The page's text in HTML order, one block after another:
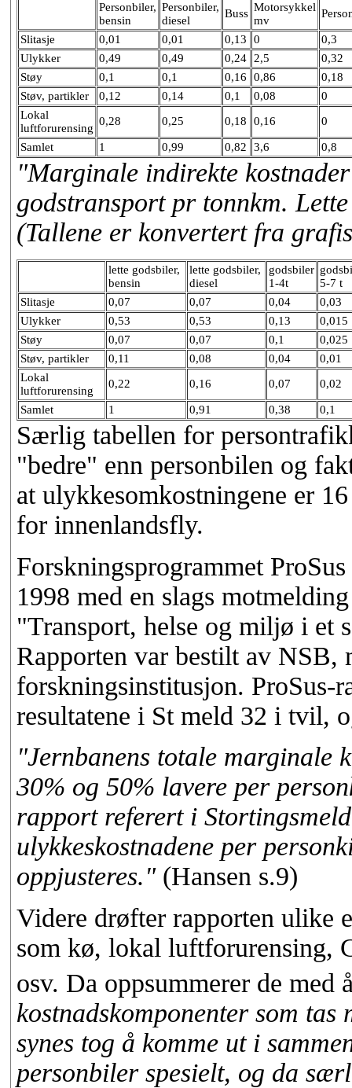
Personbiler,
bensin
Personbiler,
diesel
Buss Motorsykkel
mv
Slitasje 0,01 0,01 0,13 0
0,3
Ulykker
0,49 0,49 0,24 2,5
0,32
Støy
0,1 0,1 0,16 0,86
0,18
Støv, partikler
0,12 0,14 0,1 0,08
0
Lokal
luftforurensing
0,28 0,25 0,18 0,16 0
Samlet 1 0,99 0,82 3,6 0,8
"Marginale indirekte
godstransport pr tonnkm.
(Tallene er konvertert fra
lette godsbiler,
bensin
lette godsbiler,
diesel
godsbiler
1-4t
5-7 t
Slitasje
0,07 0,07 0,04
0,03
Ulykker
0,53 0,53 0,13
0,015
Støy
0,07 0,07 0,1
0,025
Støv, partikler
0,11 0,08 0,04
0,01
Lokal
luftforurensing
0,22 0,16 0,07 0,02
Samlet 1 0,91 0,38 0,1
Særlig tabellen for
"bedre" enn personbilen og
at ulykkesomkostningene er
for innenlandsfly.
Forskningsprogrammet
1998 med en slags
"Transport, helse og miljø i et
Rapporten var bestilt av NSB,
forskningsinstitusjon. ProSus-
resultatene i St meld 32 i tvil,
"Jernbanens totale marginale
30% og 50% lavere per
rapport referert i
ulykkeskostnadene per
oppjusteres."(Hansen s.9)
Videre drøfter rapporten ulike
som kø, lokal luftforurensing,
osv. Da oppsummerer de med
kostnadskomponenter som
synes tog å komme ut i
personbiler spesielt, og da